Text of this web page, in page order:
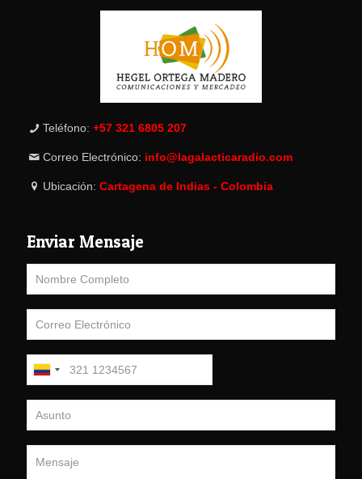
Teléfono: +57 321 6805 207
Correo Electrónico: info@lagalacticaradio.com
Ubicación: Cartagena de Indias - Colombia
Enviar Mensaje